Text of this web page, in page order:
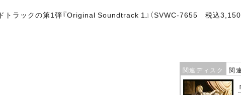
ラックの第1弾『Original Soundtrack 1』（SVWC-7655 税込3,150
関連ディスク 関